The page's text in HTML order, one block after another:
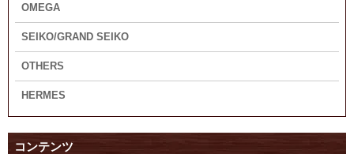
OMEGA
SEIKO/GRAND SEIKO
OTHERS
HERMES
コンテンツ